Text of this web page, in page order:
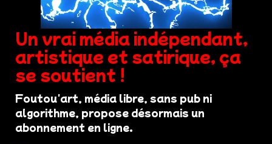
Un vrai média indépendant,
artistique et satirique, ça
se soutient !
Foutou'art, média libre, sans pub ni
algorithme, propose désormais un
abonnement en ligne.